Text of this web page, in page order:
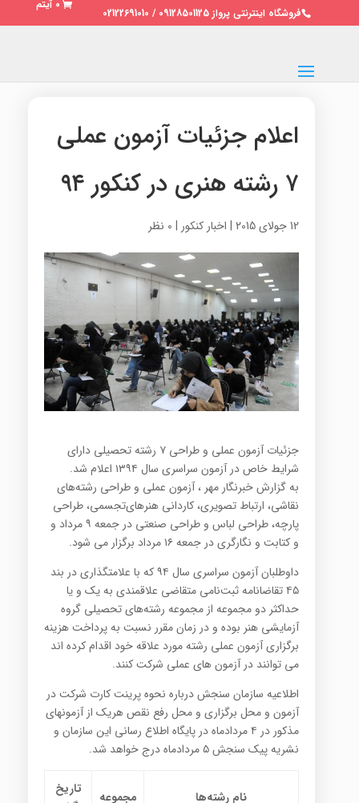
فروشگاه اینترنتی پرواز 09128501125 / 02122691010
0 آیتم
اعلام جزئیات آزمون عملی
۷ رشته هنری در کنکور ۹۴
12 جولای 2015 | اخبار کنکور | 0 نظر
جزئیات آزمون عملی و طراحی ۷ رشته‌ تحصیلی دارای
شرایط خاص در آزمون سراسری سال ۱۳۹۴ اعلام شد.
به گزارش خبرنگار مهر ، آزمون عملی و طراحی رشته‌های‌
نقاشی‌، ارتباط تصویری‌، كاردانی‌ هنرهای‌تجسمی، طراحی
پارچه، طراحی لباس و طراحی صنعتی در جمعه ۹ مرداد و
و كتابت و نگارگری در جمعه ۱۶ مرداد برگزار می شود.
داوطلبان آزمون سراسری سال ۹۴ كه با علامتگذاری در بند
۴۵ تقاضانامه ثبت‌نامی متقاضی علاقمندی به یك و یا
حداكثر دو مجموعه از مجموعه رشته‌های تحصیلی گروه
آزمایشی هنر بوده و در زمان مقرر نسبت به پرداخت هزینه
برگزاری آزمون عملی رشته مورد علاقه خود اقدام کرده اند
می توانند در آزمون های عملی شرکت کنند.
اطلاعیه سازمان سنجش درباره نحوه پرینت كارت شركت در
آزمون و محل برگزاری و محل رفع نقص هریك از آزمونهای
مذكور در ۴ مردادماه در پایگاه اطلاع رسانی این سازمان و
نشریه پیك سنجش ۵ مردادماه درج خواهد شد
.
نام رشته‌ها مجموعه
تاریخ